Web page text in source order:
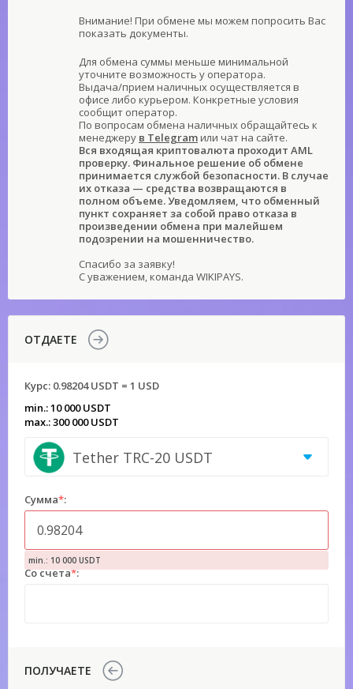
Внимание! При обмене мы можем попросить Вас
показать документы.
Для обмена суммы меньше минимальной
уточните возможность у оператора.
Выдача/прием наличных осуществляется в
офисе либо курьером. Конкретные условия
сообщит оператор.
По вопросам обмена наличных обращайтесь к
менеджеру в Telegram или чат на сайте.
Вся входящая криптовалюта проходит AML
проверку. Финальное решение об обмене
принимается службой безопасности. В случае
их отказа — средства возвращаются в
полном объеме. Уведомляем, что обменный
пункт сохраняет за собой право отказа в
произведении обмена при малейшем
подозрении на мошенничество.
Спасибо за заявку!
С уважением, команда WIKIPAYS.
ОТДАЕТЕ
Курс: 0.98204 USDT = 1 USD
min.: 10 000 USDT
max.: 300 000 USDT
Tether TRC-20 USDT
Сумма*:
min.: 10 000 USDT
Со счета*:
ПОЛУЧАЕТЕ